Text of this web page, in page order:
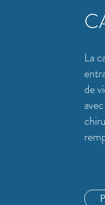
La
de